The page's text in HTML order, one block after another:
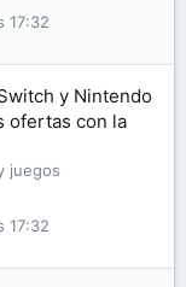
17:32
y Nintendo
ofertas con la
juegos
17:32